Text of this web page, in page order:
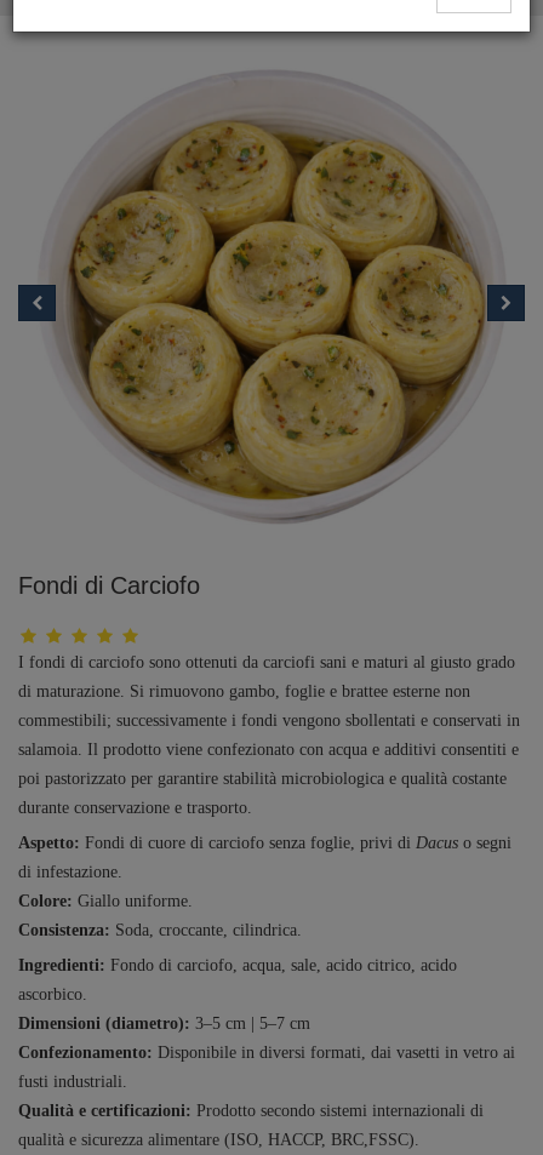
Fondi di Carciofo
I fondi di carciofo sono ottenuti da carciofi sani e maturi al giusto grado
di maturazione. Si rimuovono gambo, foglie e brattee esterne non
commestibili; successivamente i fondi vengono sbollentati e conservati in
salamoia. Il prodotto viene confezionato con acqua e additivi consentiti e
poi pastorizzato per garantire stabilità microbiologica e qualità costante
durante conservazione e trasporto.
Aspetto: Fondi di cuore di carciofo senza foglie, privi di Dacus o segni
di infestazione.
Colore: Giallo uniforme.
Consistenza: Soda, croccante, cilindrica.
Ingredienti: Fondo di carciofo, acqua, sale, acido citrico, acido
ascorbico.
Dimensioni (diametro): 3–5 cm | 5–7 cm
Confezionamento: Disponibile in diversi formati, dai vasetti in vetro ai
fusti industriali.
Qualità e certificazioni: Prodotto secondo sistemi internazionali di
qualità e sicurezza alimentare (ISO, HACCP, BRC,FSSC).